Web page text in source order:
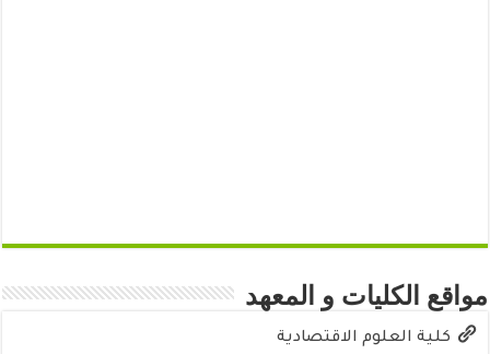
مواقع الكليات و المعهد
كلية العلوم الاقتصادية